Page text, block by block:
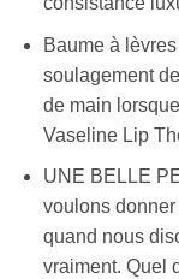
Baume à
soulagement
de main
Vaseline Lip
UNE BELLE
voulons
quand nous
vraiment. Quel